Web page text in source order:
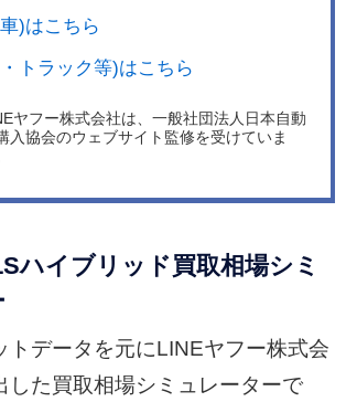
)はこちら
トラック等)はこちら
ヤフー株式会社は、一般社団法人日本自動
入協会のウェブサイト監修を受けていま
ハイブリッド買取相場シミ
トデータを元にLINEヤフー株式会
した買取相場シミュレーターで